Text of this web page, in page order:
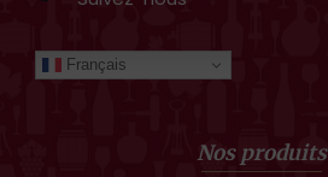
Français
Nos produits